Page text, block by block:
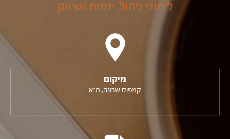
לימודי ניהול, יזמות ושיווק
מיקום
קמפוס שרונה, ת"א